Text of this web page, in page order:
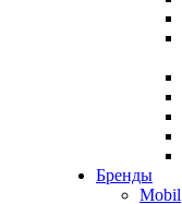
Бренды
Mobil